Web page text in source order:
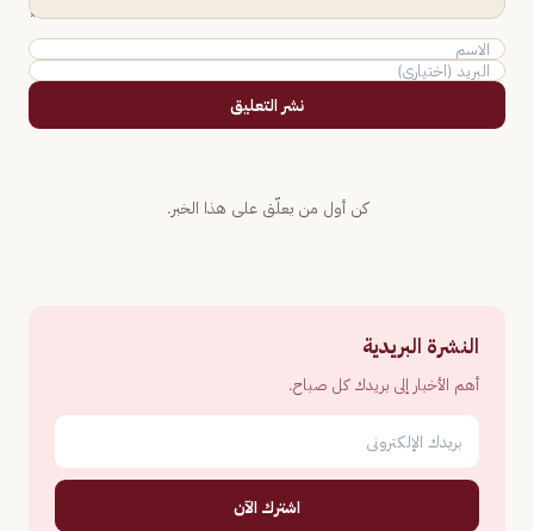
نشر التعليق
كن أول من يعلّق على هذا الخبر.
النشرة البريدية
أهم الأخبار إلى بريدك كل صباح.
اشترك الآن